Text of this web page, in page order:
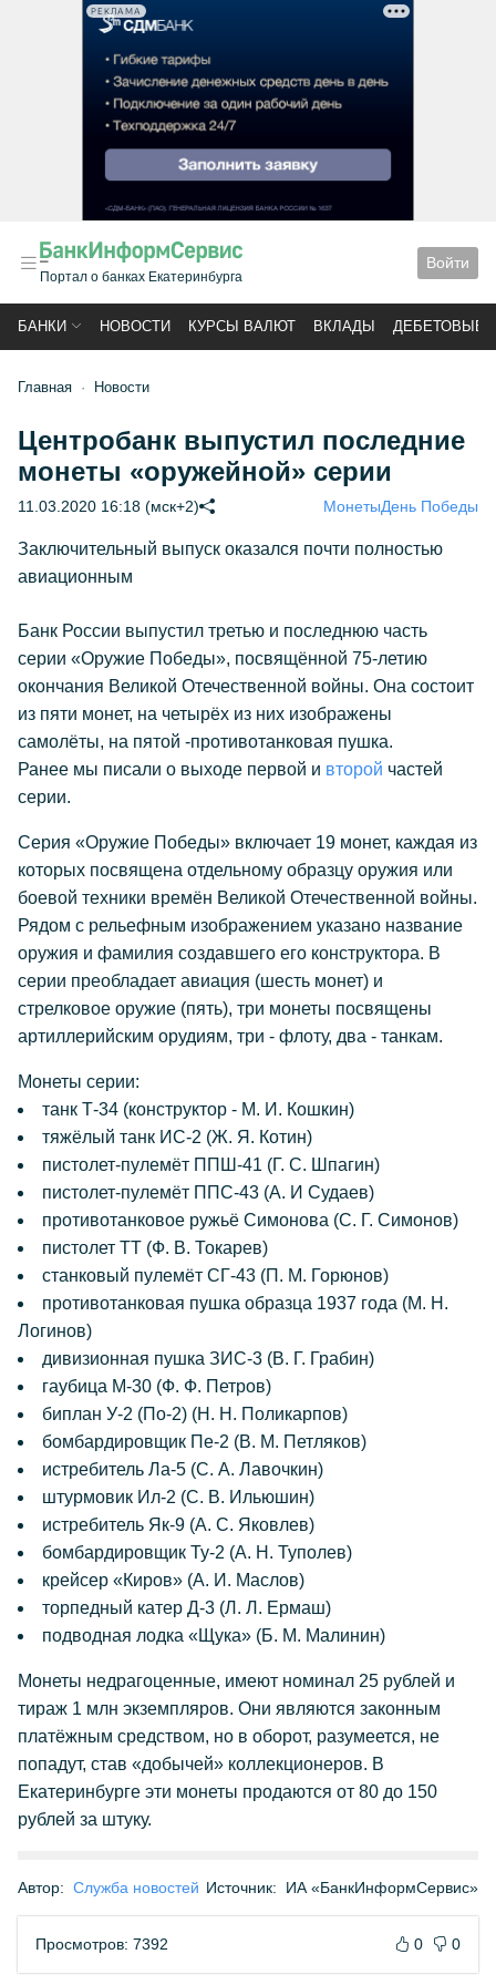
РЕКЛАМА
Портал о банках Екатеринбурга
Войти
БАНКИ НОВОСТИ КУРСЫ ВАЛЮТ ВКЛАДЫ ДЕБЕТОВЫЕ
Главная Новости
Центробанк выпустил последние
монеты «оружейной» серии
11.03.2020 16:18 (мск+2) МонетыДень Победы
Заключительный выпуск оказался почти полностью
авиационным
Банк России выпустил третью и последнюю часть
серии «Оружие Победы», посвящённой 75-летию
окончания Великой Отечественной войны. Она состоит
из пяти монет, на четырёх из них изображены
самолёты, на пятой -противотанковая пушка.
Ранее мы писали о выходе первой и второй частей
серии.
Серия «Оружие Победы» включает 19 монет, каждая из
которых посвящена отдельному образцу оружия или
боевой техники времён Великой Отечественной войны.
Рядом с рельефным изображением указано название
оружия и фамилия создавшего его конструктора. В
серии преобладает авиация (шесть монет) и
стрелковое оружие (пять), три монеты посвящены
артиллерийским орудиям, три - флоту, два - танкам.
Монеты серии:
танк Т-34 (конструктор - М. И. Кошкин)
тяжёлый танк ИС-2 (Ж. Я. Котин)
пистолет-пулемёт ППШ-41 (Г. С. Шпагин)
пистолет-пулемёт ППС-43 (А. И Судаев)
противотанковое ружьё Симонова (С. Г. Симонов)
пистолет ТТ (Ф. В. Токарев)
станковый пулемёт СГ-43 (П. М. Горюнов)
противотанковая пушка образца 1937 года (М. Н.
Логинов)
дивизионная пушка ЗИС-3 (В. Г. Грабин)
гаубица М-30 (Ф. Ф. Петров)
биплан У-2 (По-2) (Н. Н. Поликарпов)
бомбардировщик Пе-2 (В. М. Петляков)
истребитель Ла-5 (С. А. Лавочкин)
штурмовик Ил-2 (С. В. Ильюшин)
истребитель Як-9 (А. С. Яковлев)
бомбардировщик Ту-2 (А. Н. Туполев)
крейсер «Киров» (А. И. Маслов)
торпедный катер Д-3 (Л. Л. Ермаш)
подводная лодка «Щука» (Б. М. Малинин)
Монеты недрагоценные, имеют номинал 25 рублей и
тираж 1 млн экземпляров. Они являются законным
платёжным средством, но в оборот, разумеется, не
попадут, став «добычей» коллекционеров. В
Екатеринбурге эти монеты продаются от 80 до 150
рублей за штуку.
Автор: Служба новостей Источник: ИА «БанкИнформСервис»
Просмотров: 7392 0 0